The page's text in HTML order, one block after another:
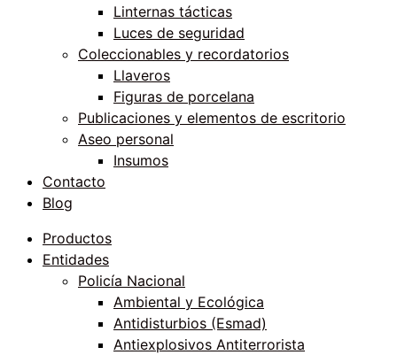
Linternas tácticas
Luces de seguridad
Coleccionables y recordatorios
Llaveros
Figuras de porcelana
Publicaciones y elementos de escritorio
Aseo personal
Insumos
Contacto
Blog
Productos
Entidades
Policía Nacional
Ambiental y Ecológica
Antidisturbios (Esmad)
Antiexplosivos Antiterrorista